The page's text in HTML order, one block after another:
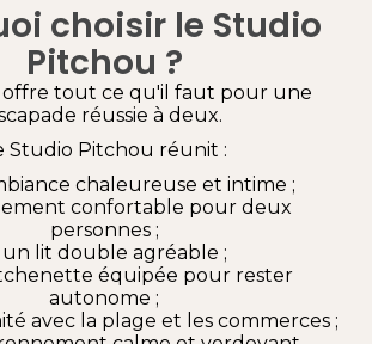
choisir le Studio
Pitchou ?
offre tout ce qu'il faut pour une
réussie à deux.
Studio Pitchou réunit :
chaleureuse et intime ;
confortable pour deux
personnes ;
lit double agréable ;
équipée pour rester
autonome ;
avec la plage et les commerces ;